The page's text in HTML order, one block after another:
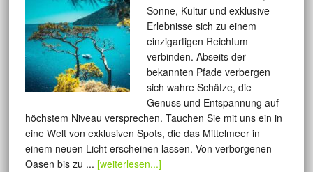
Sonne, Kultur und exklusive
Erlebnisse sich zu einem
einzigartigen Reichtum
verbinden. Abseits der
bekannten Pfade verbergen
sich wahre Schätze, die
Genuss und Entspannung auf
höchstem Niveau versprechen. Tauchen Sie mit uns ein in
eine Welt von exklusiven Spots, die das Mittelmeer in
einem neuen Licht erscheinen lassen. Von verborgenen
Oasen bis zu ... [weiterlesen...]